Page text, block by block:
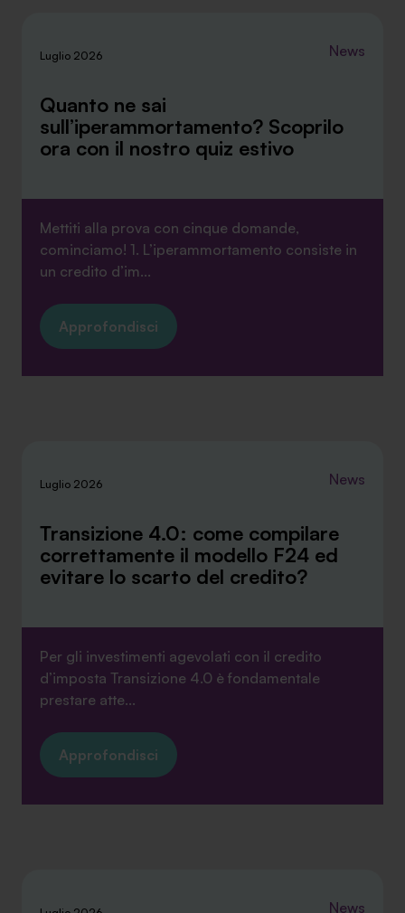
Luglio 2026 News
Quanto ne sai
sull’iperammortamento? Scoprilo
ora con il nostro quiz estivo
Mettiti alla prova con cinque domande,
cominciamo! 1. L’iperammortamento consiste in
un credito d’im...
Approfondisci
Luglio 2026 News
Transizione 4.0: come compilare
correttamente il modello F24 ed
evitare lo scarto del credito?
Per gli investimenti agevolati con il credito
d’imposta Transizione 4.0 è fondamentale
prestare atte...
Approfondisci
News